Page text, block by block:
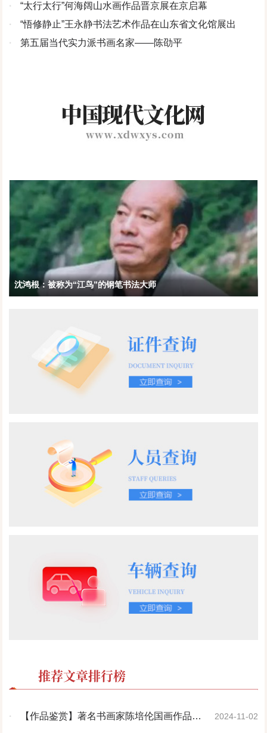
·
“太行太行”何海阔山水画作品晋京展在京启幕
·
“悟修静止”王永静书法艺术作品在山东省文化馆展出
·
第五届当代实力派书画名家——陈劭平
沈鸿根：被称为“江鸟”的钢笔书法大师
推荐文章排行榜
·
【作品鉴赏】著名书画家陈培伦国画作品欣
2024-11-02